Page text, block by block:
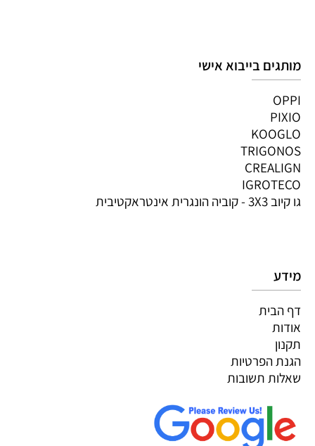
מותגים בייבוא אישי
OPPI
PIXIO
KOOGLO
TRIGONOS
CREALIGN
IGROTECO
גו קיוב 3X3 - קוביה הונגרית אינטראקטיבית
מידע
דף הבית
אודות
תקנון
הגנת הפרטיות
שאלות תשובות